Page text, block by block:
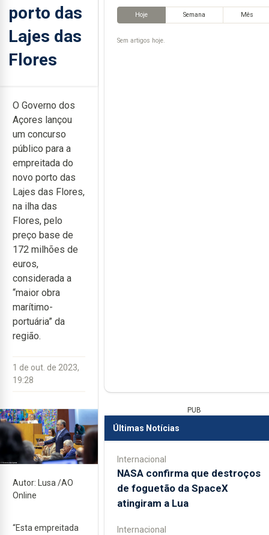
porto das
Lajes das
Flores
O Governo dos
Açores lançou
um concurso
público para a
empreitada do
novo porto das
Lajes das Flores,
na ilha das
Flores, pelo
preço base de
172 milhões de
euros,
considerada a
“maior obra
marítimo-
portuária” da
região.
1 de out. de 2023,
19:28
Autor: Lusa /AO
Online
“Esta empreitada
Hoje Semana Mês
Sem artigos hoje.
PUB
Últimas Notícias
Internacional
NASA confirma que destroços
de foguetão da SpaceX
atingiram a Lua
Internacional